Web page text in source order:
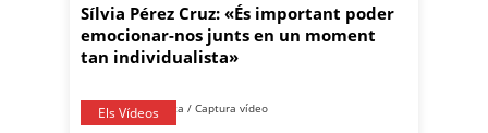
Sílvia Pérez Cruz: «És important poder
emocionar-nos junts en un moment
tan individualista»
Els Vídeos